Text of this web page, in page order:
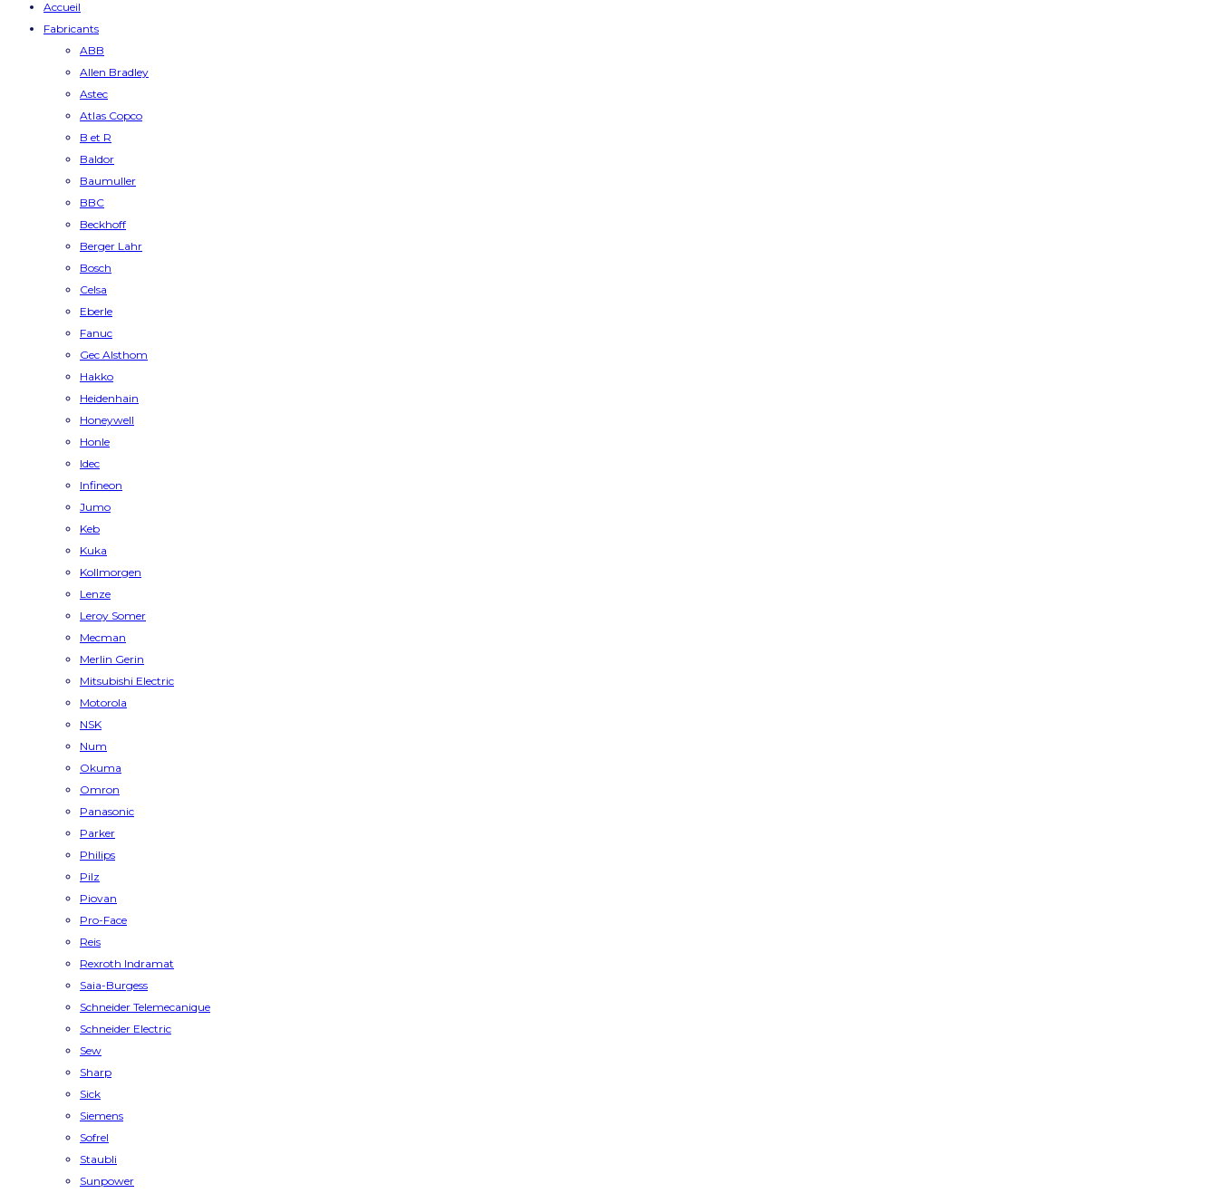
Accueil
Fabricants
ABB
Allen Bradley
Astec
Atlas Copco
B et R
Baldor
Baumuller
BBC
Beckhoff
Berger Lahr
Bosch
Celsa
Eberle
Fanuc
Gec Alsthom
Hakko
Heidenhain
Honeywell
Honle
Idec
Infineon
Jumo
Keb
Kuka
Kollmorgen
Lenze
Leroy Somer
Mecman
Merlin Gerin
Mitsubishi Electric
Motorola
NSK
Num
Okuma
Omron
Panasonic
Parker
Philips
Pilz
Piovan
Pro-Face
Reis
Rexroth Indramat
Saia-Burgess
Schneider Telemecanique
Schneider Electric
Sew
Sharp
Sick
Siemens
Sofrel
Staubli
Sunpower